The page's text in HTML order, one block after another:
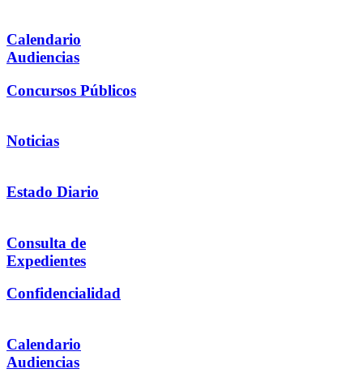
Calendario
Audiencias
Concursos Públicos
Noticias
Estado Diario
Consulta de
Expedientes
Confidencialidad
Calendario
Audiencias